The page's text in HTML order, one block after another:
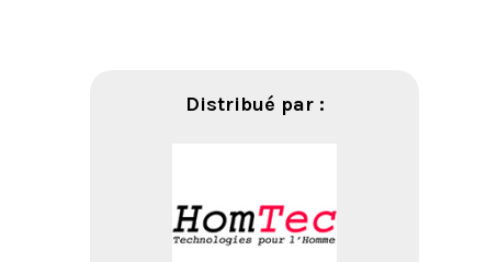
Distribué par :